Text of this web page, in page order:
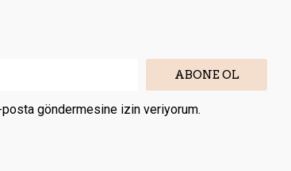
posta göndermesine izin veriyorum.
ABONE OL